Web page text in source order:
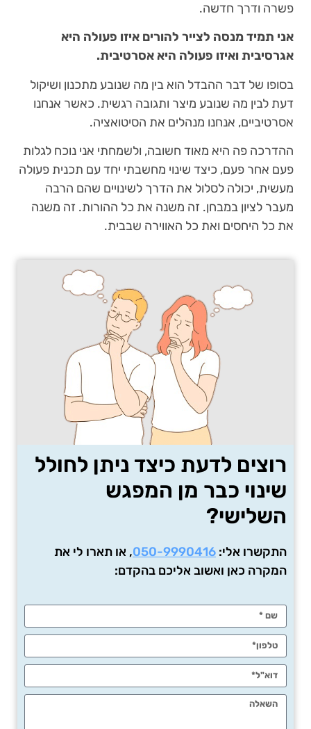
פשרה ודרך חדשה.
אני תמיד מנסה לצייר להורים איזו פעולה היא
אגרסיבית ואיזו פעולה היא אסרטיבית.
בסופו של דבר ההבדל הוא בין מה שנובע מתכנון ושיקול
דעת לבין מה שנובע מיצר ותגובה רגשית. כאשר אנחנו
אסרטיביים, אנחנו מנהלים את הסיטואציה.
ההדרכה פה היא מאוד חשובה, ולשמחתי אני נוכח לגלות
פעם אחר פעם, כיצד שינוי מחשבתי יחד עם תכנית פעולה
מעשית, יכולה לסלול את הדרך לשינויים שהם הרבה
מעבר לציון במבחן. זה משנה את כל ההורות. זה משנה
את כל היחסים ואת כל האווירה שבבית.
רוצים לדעת כיצד ניתן לחולל
שינוי כבר מן המפגש
השלישי?
התקשרו אלי: 050-9990416, או תארו לי את
המקרה כאן ואשוב אליכם בהקדם: